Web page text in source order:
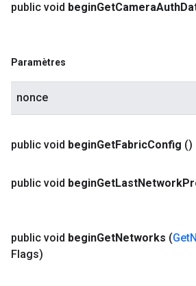
public void beginGetCameraAuth
Paramètres
nonce
public void beginGetFabricConfig ()
public void beginGetLastNetwork
public void beginGetNetworks (Get
Flags)